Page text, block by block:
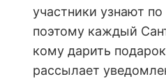
участники узнают
поэтому каждый
кому дарить
рассылает